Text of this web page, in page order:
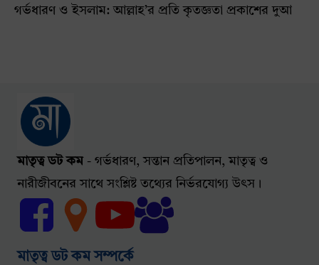
গর্ভধারণ ও ইসলাম: আল্লাহ’র প্রতি কৃতজ্ঞতা প্রকাশের দুআ
মাতৃত্ব ডট কম- গর্ভধারণ, সন্তান প্রতিপালন, মাতৃত্ব ও
নারীজীবনের সাথে সংশ্লিষ্ট তথ্যের নির্ভরযোগ্য উৎস।
মাতৃত্ব ডট কম সম্পর্কে